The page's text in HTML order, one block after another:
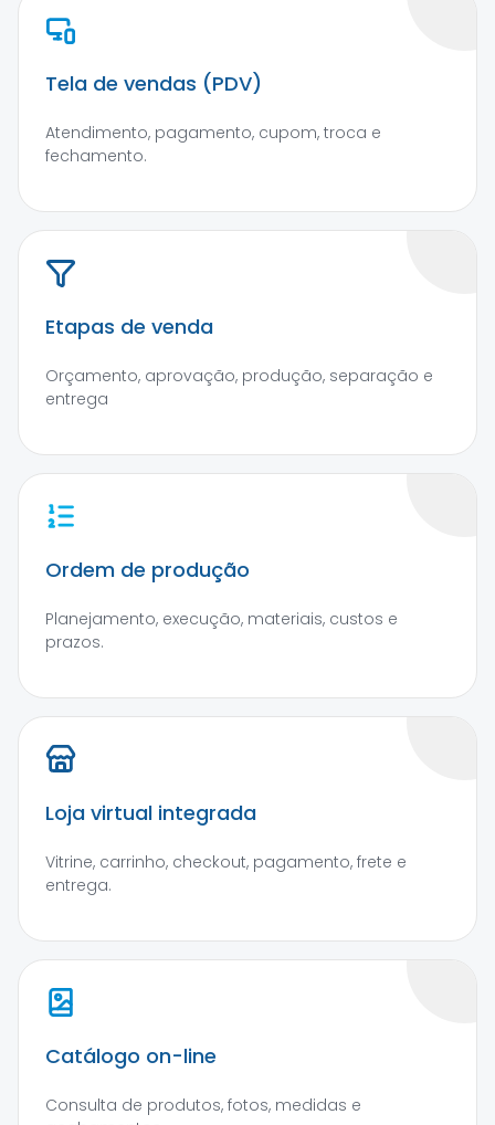
Tela de vendas (PDV)
Atendimento, pagamento, cupom, troca e
fechamento.
Etapas de venda
Orçamento, aprovação, produção, separação e
entrega
Ordem de produção
Planejamento, execução, materiais, custos e
prazos.
Loja virtual integrada
Vitrine, carrinho, checkout, pagamento, frete e
entrega.
Catálogo on-line
Consulta de produtos, fotos, medidas e